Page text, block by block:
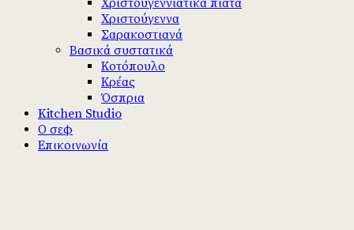
Χριστουγεννιάτικα πιάτα
Χριστούγεννα
Σαρακοστιανά
Βασικά συστατικά
Κοτόπουλο
Κρέας
Όσπρια
Kitchen Studio
Ο σεφ
Επικοινωνία